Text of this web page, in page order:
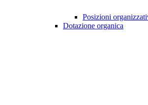
Posizioni
Dotazione organica